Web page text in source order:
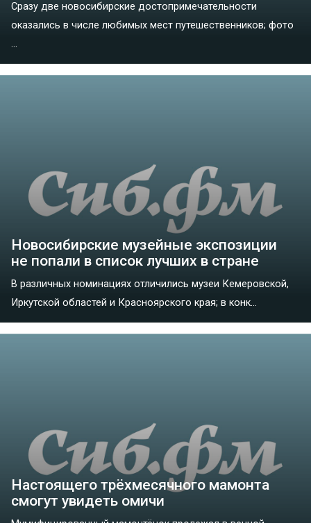
Сразу две новосибирские достопримечательности
оказались в числе любимых мест путешественников; фото
...
Новосибирские музейные экспозиции
не попали в список лучших в стране
В различных номинациях отличились музеи Кемеровской,
Иркутской областей и Красноярского края; в конк...
Настоящего трёхмесячного мамонта
смогут увидеть омичи